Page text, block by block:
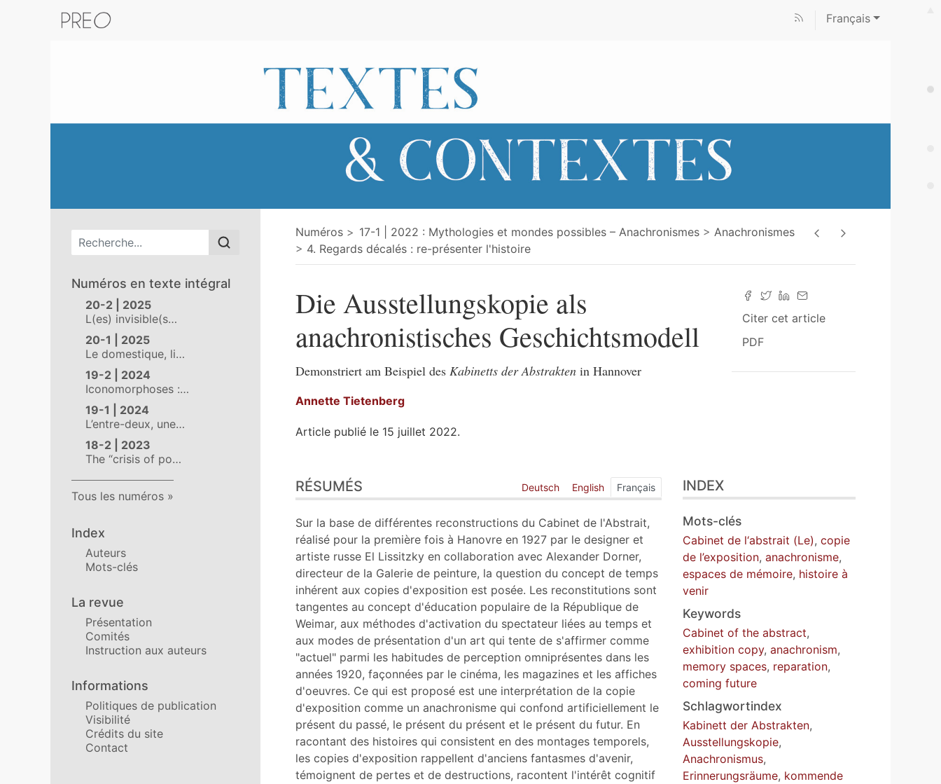
Français
Menu principal
Numéros en texte intégral
20-2 | 2025
L(es) invisible(s…
20-1 | 2025
Le domestique, li…
19-2 | 2024
Iconomorphoses :…
19-1 | 2024
L’entre-deux, une…
18-2 | 2023
The “crisis of po…
Tous les numéros
Index
Auteurs
Mots-clés
La revue
Présentation
Comités
Instruction aux auteurs
Informations
Politiques de publication
Visibilité
Crédits du site
Contact
Numéros 17-1 | 2022 : Mythologies et mondes possibles – Anachronismes
Anachronismes
4. Regards décalés : re-présenter l'histoire
Citer cet article
PDF
Die Ausstellungskopie als
anachronistisches Geschichtsmodell
Demonstriert am Beispiel des Kabinetts der Abstrakten in Hannover
Annette Tietenberg
Article publié le 15 juillet 2022.
Index
Plan
Texte
Bibliographie
Notes
Citer cet article
Auteur
RÉSUMÉS Deutsch English Français
Sur la base de différentes reconstructions du Cabinet de l'Abstrait,
réalisé pour la première fois à Hanovre en 1927 par le designer et
artiste russe El Lissitzky en collaboration avec Alexander Dorner,
directeur de la Galerie de peinture, la question du concept de temps
inhérent aux copies d'exposition est posée. Les reconstitutions sont
tangentes au concept d'éducation populaire de la République de
Weimar, aux méthodes d'activation du spectateur liées au temps et
aux modes de présentation d'un art qui tente de s'affirmer comme
"actuel" parmi les habitudes de perception omniprésentes dans les
années 1920, façonnées par le cinéma, les magazines et les affiches
d'oeuvres. Ce qui est proposé est une interprétation de la copie
d'exposition comme un anachronisme qui confond artificiellement le
présent du passé, le présent du présent et le présent du futur. En
racontant des histoires qui consistent en des montages temporels,
les copies d'exposition rappellent d'anciens fantasmes d'avenir,
témoignent de pertes et de destructions, racontent l'intérêt cognitif
INDEX
Mots-clés
Cabinet de l‘abstrait (Le),copie
de l’exposition,anachronisme,
espaces de mémoire, histoire à
venir
Keywords
Cabinet of the abstract,
exhibition copy,anachronism,
memory spaces, reparation,
coming future
Schlagwortindex
Kabinett der Abstrakten,
Ausstellungskopie,
Anachronismus,
Erinnerungsräume, kommende